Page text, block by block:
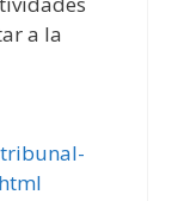
a la